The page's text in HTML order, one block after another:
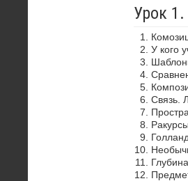
Урок
У кого
Связь.